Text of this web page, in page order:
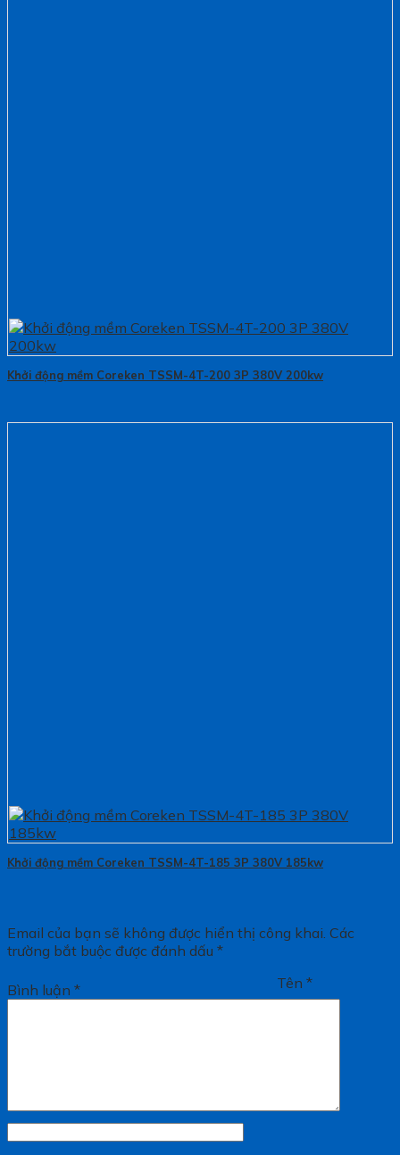
Khởi động mềm Coreken TSSM-4T-200 3P 380V 200kw
Khởi động mềm Coreken TSSM-4T-185 3P 380V 185kw
Email của bạn sẽ không được hiển thị công khai. Các
trường bắt buộc được đánh dấu *
Bình luận * Tên*